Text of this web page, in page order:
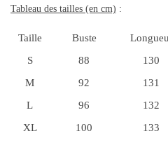
Tableau des tailles (en cm) :
Taille Buste
S
88 130
M
92 131
L
96 132
XL
100 133